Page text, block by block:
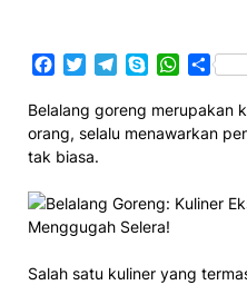
Facebook
TwitterTelegram
Skype Share
Belalang goreng merupakan
orang, selalu menawarkan
tak biasa.
Salah satu kuliner yang